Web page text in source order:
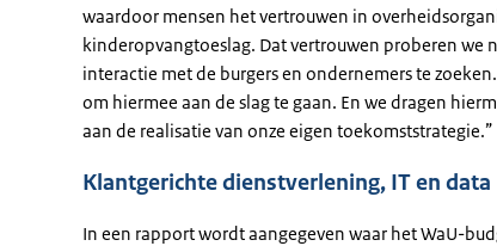
waardoor mensen het vertrouwen in
kinderopvangtoeslag. Dat vertrouwen proberen we
interactie met de burgers en ondernemers te
om hiermee aan de slag te gaan. En we dragen
aan de realisatie van onze eigen toekomststrategie.”
Klantgerichte dienstverlening, IT en data
In een rapport wordt aangegeven waar het WaU-